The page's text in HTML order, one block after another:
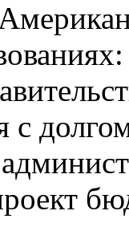
с